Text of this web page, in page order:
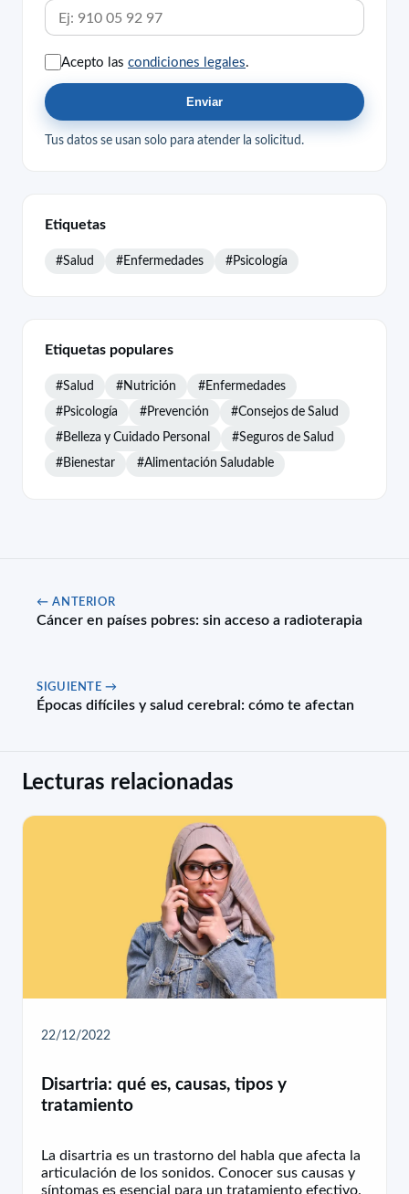
Acepto las condiciones legales
Enviar
Tus datos se usan solo para atender la solicitud.
Etiquetas
#Salud #Enfermedades #Psicología
Etiquetas populares
#Salud #Nutrición #Enfermedades
#Psicología #Prevención #Consejos de Salud
#Belleza y Cuidado Personal #Seguros de Salud
#Bienestar #Alimentación Saludable
← ANTERIOR
Cáncer en países pobres: sin acceso a radioterapia
SIGUIENTE →
Épocas difíciles y salud cerebral: cómo te afectan
Lecturas relacionadas
22/12/2022
Disartria: qué es, causas, tipos y
tratamiento
La disartria es un trastorno del habla que afecta la
articulación de los sonidos. Conocer sus causas y
síntomas es esencial para un tratamiento efectivo.